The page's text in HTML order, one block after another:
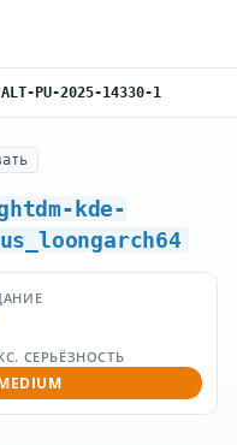
ALT-PU-2025-14330-1
kde-
СЕРЬЁЗНОСТЬ